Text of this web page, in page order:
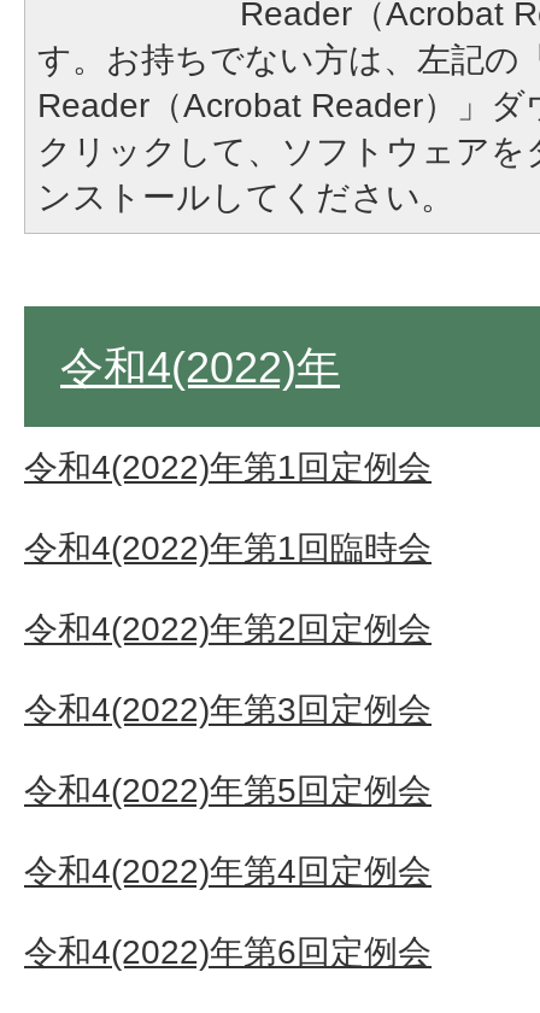
Reader（Acrobat
す。お持ちでない方は、左記の
Reader（Acrobat Reader）」
クリックして、ソフトウェア
ンストールしてください。
令和4(2022)年
令和4(2022)年第1回定例会
令和4(2022)年第1回臨時会
令和4(2022)年第2回定例会
令和4(2022)年第3回定例会
令和4(2022)年第5回定例会
令和4(2022)年第4回定例会
令和4(2022)年第6回定例会